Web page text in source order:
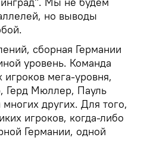
но выводы
сборная Германии
уровень. Команда
игроков мега-уровня,
Герд Мюллер, Пауль
других. Для того,
игроков, когда-либо
Германии, одной